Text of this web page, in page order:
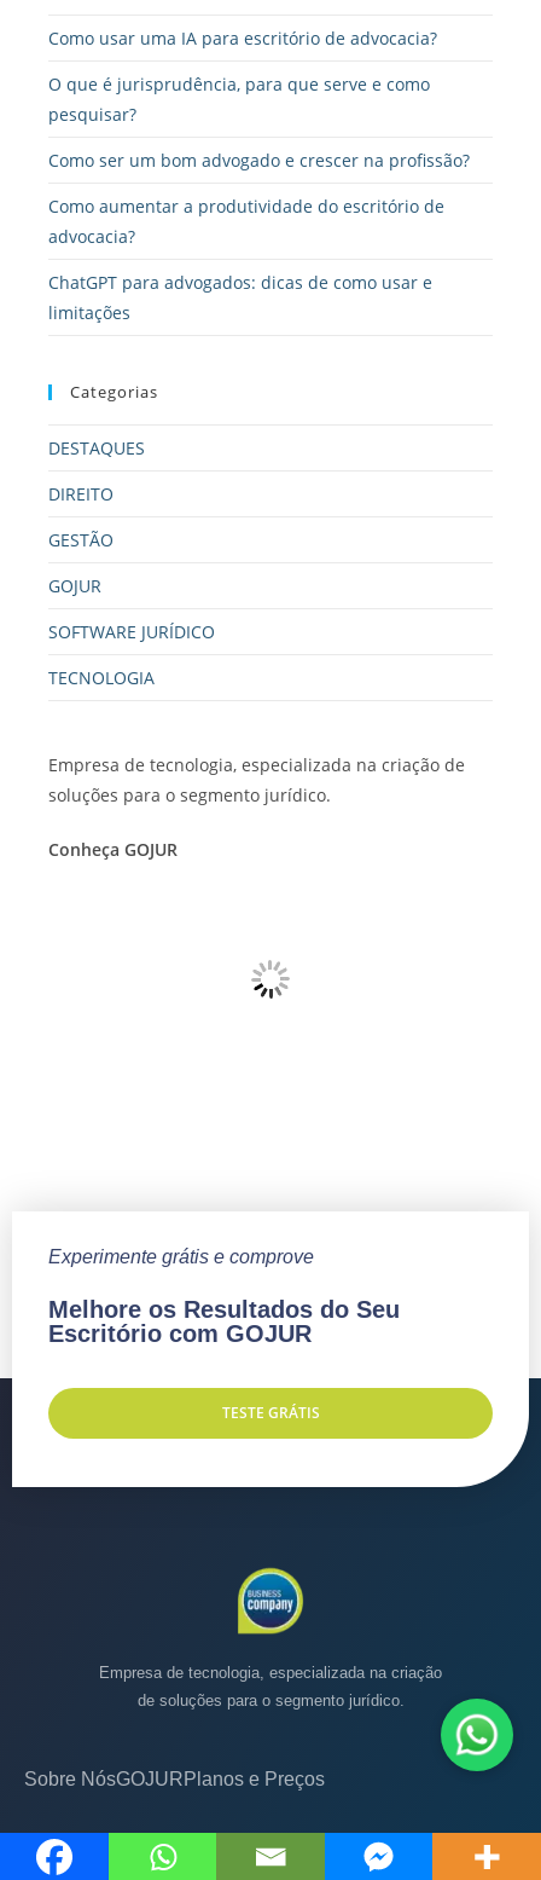
Como usar uma IA para escritório de advocacia?
O que é jurisprudência, para que serve e como
pesquisar?
Como ser um bom advogado e crescer na profissão?
Como aumentar a produtividade do escritório de
advocacia?
ChatGPT para advogados: dicas de como usar e
limitações
Categorias
DESTAQUES
DIREITO
GESTÃO
GOJUR
SOFTWARE JURÍDICO
TECNOLOGIA
Empresa de tecnologia, especializada na criação de
soluções para o segmento jurídico.
Conheça GOJUR
Experimente grátis e comprove
Melhore os Resultados do Seu
Escritório com GOJUR
TESTE GRÁTIS
Empresa de tecnologia, especializada na criação
de soluções para o segmento jurídico.
Sobre NósGOJURPlanos e Preços
Blog